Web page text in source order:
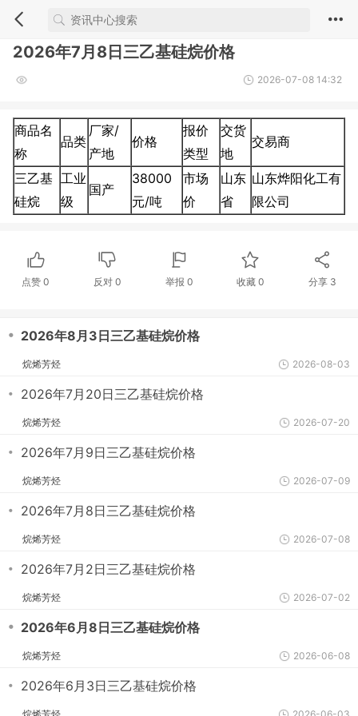
2026年7月8日三乙基硅烷价格
2026-07-08 14:32
商品名
称
品类
厂家/
产地
价格
报价
类型
交货
地
交易商
三乙基
硅烷
工业
级
国产
38000
元/吨
市场
价
山东
省
山东烨阳化工有
限公司
点赞0 反对 0 举报 0 收藏 0 分享 3
・ 2026年8月3日三乙基硅烷价格
烷烯芳烃 2026-08-03
・ 2026年7月20日三乙基硅烷价格
烷烯芳烃 2026-07-20
・ 2026年7月9日三乙基硅烷价格
烷烯芳烃 2026-07-09
・ 2026年7月8日三乙基硅烷价格
烷烯芳烃 2026-07-08
・ 2026年7月2日三乙基硅烷价格
烷烯芳烃 2026-07-02
・ 2026年6月8日三乙基硅烷价格
烷烯芳烃 2026-06-08
・ 2026年6月3日三乙基硅烷价格